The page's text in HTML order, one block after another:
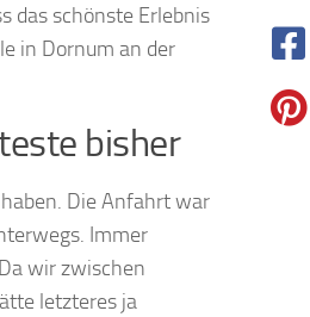
das schönste Erlebnis
in Dornum an der
bisher
Die Anfahrt war
Immer
wir zwischen
letzteres ja